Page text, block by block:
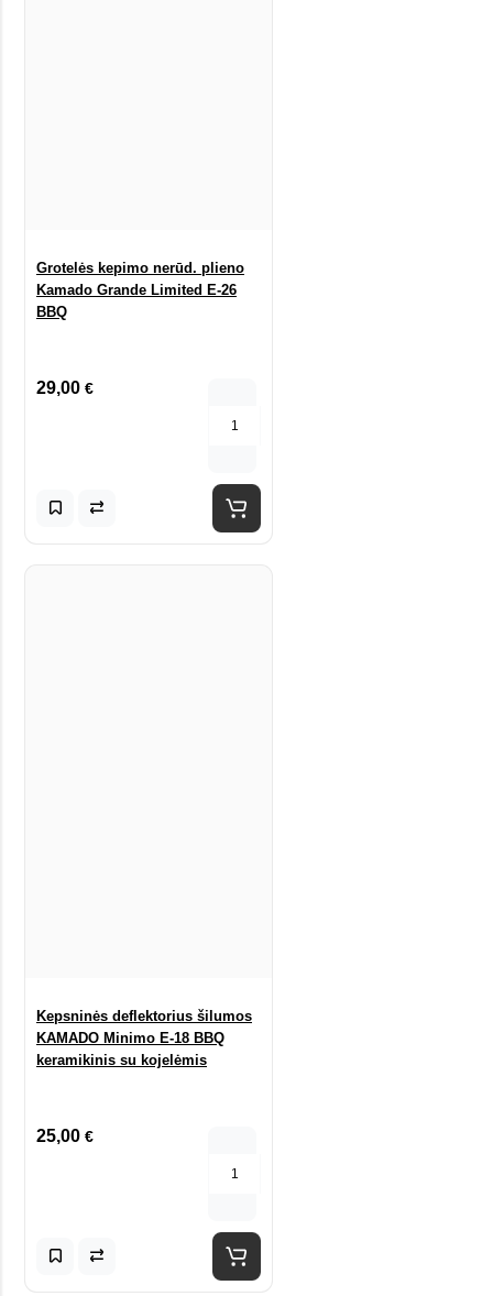
Grotelės kepimo nerūd. plieno
Kamado Grande Limited E-26
BBQ
29,00 €
Kepsninės deflektorius šilumos
KAMADO Minimo E-18 BBQ
keramikinis su kojelėmis
25,00 €